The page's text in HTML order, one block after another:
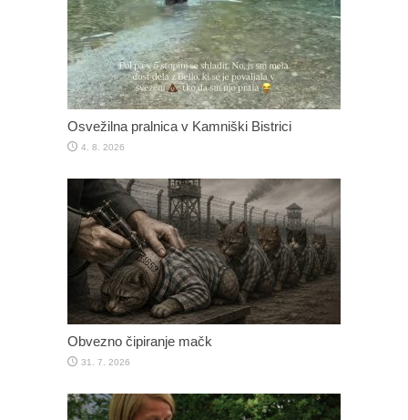
Osvežilna pralnica v Kamniški Bistrici
4. 8. 2026
Obvezno čipiranje mačk
31. 7. 2026